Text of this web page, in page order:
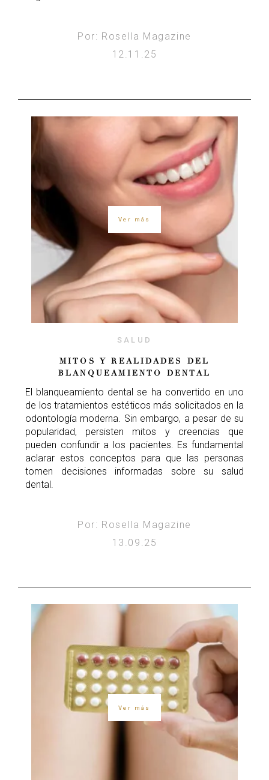
Por: Rosella Magazine
12.11.25
Ver más
SALUD
MITOS Y REALIDADES DEL
BLANQUEAMIENTO DENTAL
El blanqueamiento dental se ha convertido en uno
de los tratamientos estéticos más solicitados en la
odontología moderna. Sin embargo, a pesar de su
popularidad, persisten mitos y creencias que
pueden confundir a los pacientes. Es fundamental
aclarar estos conceptos para que las personas
tomen decisiones informadas sobre su salud
dental.
Por: Rosella Magazine
13.09.25
Ver más